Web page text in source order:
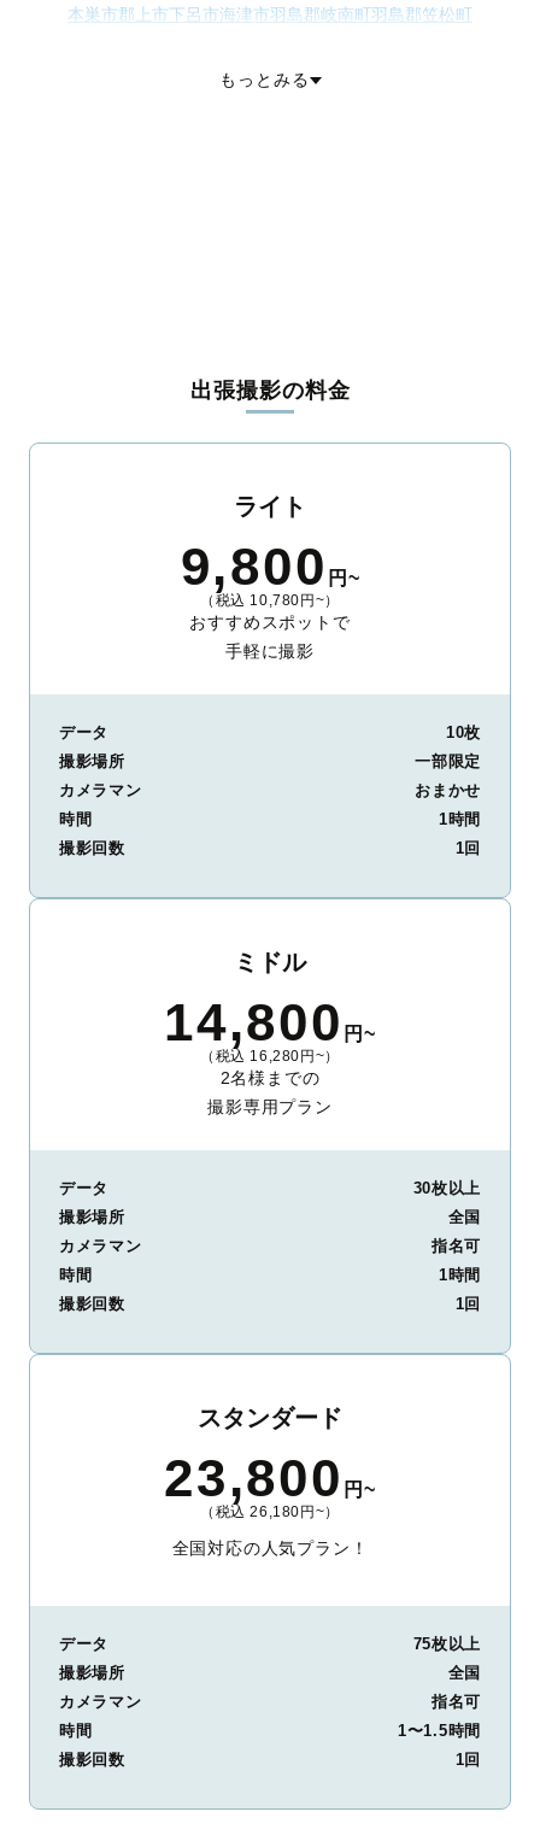
本巣市郡上市下呂市海津市羽島郡岐南町羽島郡笠松町
加茂郡坂祝町 加茂郡富加町
もっとみる
出張撮影の料金
ライト
9,800 円~
（税込 10,780円~）
おすすめスポットで
手軽に撮影
データ
10枚
撮影場所
一部限定
カメラマン
おまかせ
時間
1時間
撮影回数
1回
ミドル
14,800 円~
（税込 16,280円~）
2名様までの
撮影専用プラン
データ
30枚以上
撮影場所
全国
カメラマン
指名可
時間
1時間
撮影回数
1回
スタンダード
23,800 円~
（税込 26,180円~）
全国対応の人気プラン！
データ
75枚以上
撮影場所
全国
カメラマン
指名可
時間
1〜1.5時間
撮影回数
1回